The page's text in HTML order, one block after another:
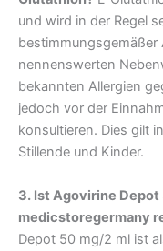
und wird in der Regel
nennenswerten
bekannten Allergien
jedoch vor der
konsultieren. Dies gilt
Stillende und Kinder.
3. Ist Agovirine Depot
medicstoregermany
Depot 50 mg/2 ml ist